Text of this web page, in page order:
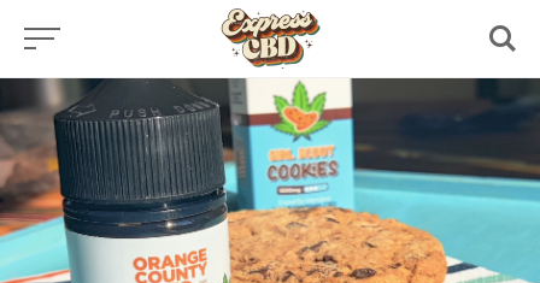
Skip
content